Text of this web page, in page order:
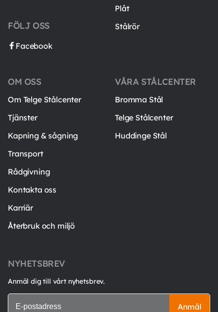
FÖLJ OSS
Facebook
Plåt
Stålrör
VÅRA STÅLCENTER
Bromma Stål
Telge Stålcenter
Huddinge Stål
OM OSS
Om Telge Stålcenter
Tjänster
Kapning & sågning
Transport
Rådgivning
Kontakta oss
Karriär
Återbruk och miljö
NYHETSBREV
Anmäl dig till vårt nyhetsbrev.
Anmäl